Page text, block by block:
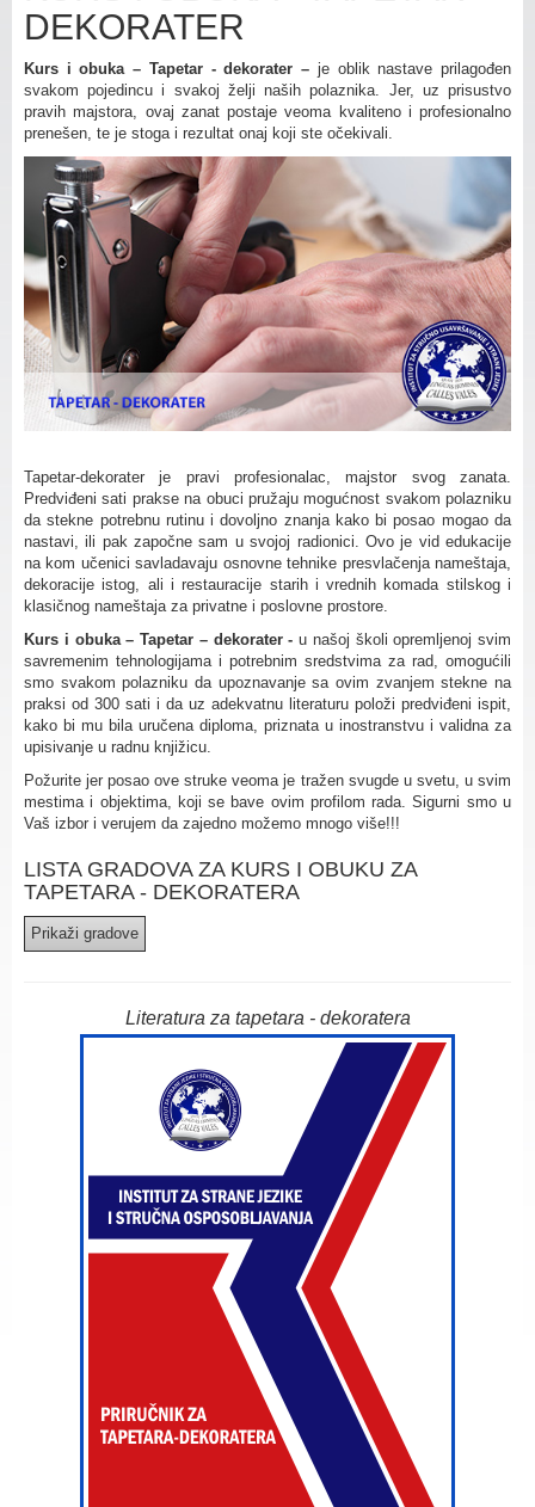
DEKORATER
Kurs i obuka – Tapetar - dekorater – je oblik nastave prilagođen
svakom pojedincu i svakoj želji naših polaznika. Jer, uz prisustvo
pravih majstora, ovaj zanat postaje veoma kvaliteno i profesionalno
prenešen, te je stoga i rezultat onaj koji ste očekivali.
Tapetar-dekorater je pravi profesionalac, majstor svog zanata.
Predviđeni sati prakse na obuci pružaju mogućnost svakom polazniku
da stekne potrebnu rutinu i dovoljno znanja kako bi posao mogao da
nastavi, ili pak započne sam u svojoj radionici. Ovo je vid edukacije
na kom učenici savladavaju osnovne tehnike presvlačenja nameštaja,
dekoracije istog, ali i restauracije starih i vrednih komada stilskog i
klasičnog nameštaja za privatne i poslovne prostore.
Kurs i obuka – Tapetar – dekorater - u našoj školi opremljenoj svim
savremenim tehnologijama i potrebnim sredstvima za rad, omogućili
smo svakom polazniku da upoznavanje sa ovim zvanjem stekne na
praksi od 300 sati i da uz adekvatnu literaturu položi predviđeni ispit,
kako bi mu bila uručena diploma, priznata u inostranstvu i validna za
upisivanje u radnu knjižicu.
Požurite jer posao ove struke veoma je tražen svugde u svetu, u svim
mestima i objektima, koji se bave ovim profilom rada. Sigurni smo u
Vaš izbor i verujem da zajedno možemo mnogo više!!!
LISTA GRADOVA ZA KURS I OBUKU ZA
TAPETARA - DEKORATERA
Literatura za tapetara - dekoratera